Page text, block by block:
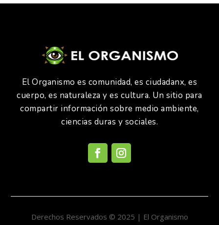
El Organismo es comunidad, es ciudadanx, es
cuerpo, es naturaleza y es cultura. Un sitio para
compartir información sobre medio ambiente,
ciencias duras y sociales.
Derechos Reservados © 2025 | El Organismo